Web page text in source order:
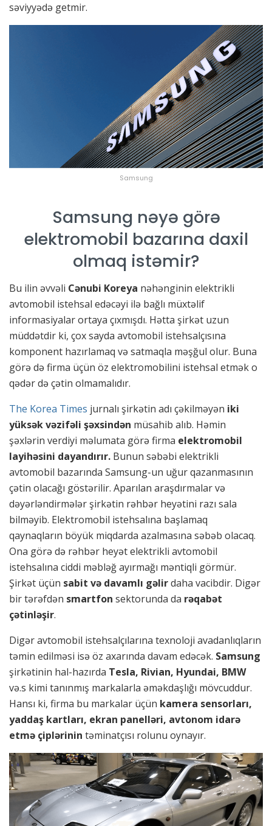
səviyyədə getmir.
Samsung
Samsung nəyə görə
elektromobil bazarına daxil
olmaq istəmir?
Bu ilin əvvəli Cənubi Koreya nəhənginin elektrikli
avtomobil istehsal edəcəyi ilə bağlı müxtəlif
informasiyalar ortaya çıxmışdı. Hətta şirkət uzun
müddətdir ki, çox sayda avtomobil istehsalçısına
komponent hazırlamaq və satmaqla məşğul olur. Buna
görə də firma üçün öz elektromobilini istehsal etmək o
qədər də çətin olmamalıdır.
The Korea Times jurnalı şirkətin adı çəkilməyən iki
yüksək vəzifəli şəxsindən müsahib alıb. Həmin
şəxlərin verdiyi məlumata görə firma elektromobil
layihəsini dayandırır. Bunun səbəbi elektrikli
avtomobil bazarında Samsung-un uğur qazanmasının
çətin olacağı göstərilir. Aparılan araşdırmalar və
dəyərləndirmələr şirkətin rəhbər heyətini razı sala
bilməyib. Elektromobil istehsalına başlamaq
qaynaqların böyük miqdarda azalmasına səbəb olacaq.
Ona görə də rəhbər heyət elektrikli avtomobil
istehsalına ciddi məbləğ ayırmağı məntiqli görmür.
Şirkət üçün sabit və davamlı gəlirdaha vacibdir. Digər
bir tərəfdən smartfon sektorunda da rəqabət
çətinləşir.
Digər avtomobil istehsalçılarına texnoloji avadanlıqların
təmin edilməsi isə öz axarında davam edəcək. Samsung
şirkətinin hal-hazırda Tesla, Rivian, Hyundai, BMW
və.s kimi tanınmış markalarla əməkdaşlığı mövcuddur.
Hansı ki, firma bu markalar üçün kamera sensorları,
yaddaş kartları, ekran panelləri, avtonom idarə
etmə çiplərinin təminatçısı rolunu oynayır.